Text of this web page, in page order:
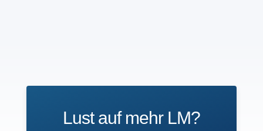
Lust auf mehr LM?